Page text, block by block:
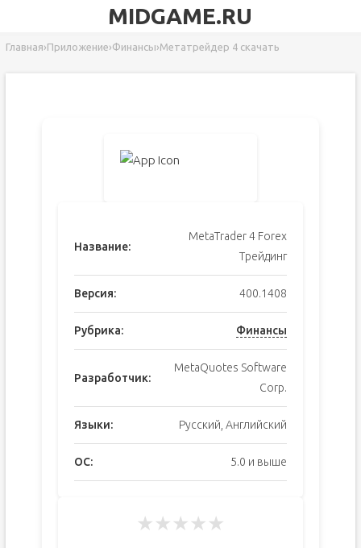
MIDGAME.RU
Главная›Приложение›Финансы›Метатрейдер 4 скачать
Название:
MetaTrader 4 Forex
Трейдинг
Версия: 400.1408
Рубрика: Финансы
Разработчик:
MetaQuotes Software
Corp.
Языки: Русский, Английский
ОС: 5.0 и выше
★★★★★